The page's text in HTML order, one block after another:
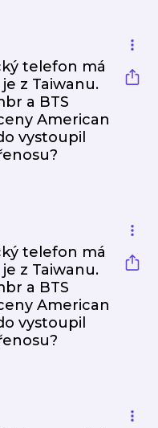
telefon má
z Taiwanu.
a BTS
American
vystoupil
telefon má
z Taiwanu.
a BTS
American
vystoupil